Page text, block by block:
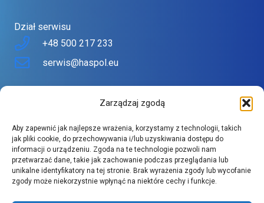
Zarządzaj zgodą
Aby zapewnić jak najlepsze wrażenia, korzystamy z technologii, takich
jak pliki cookie, do przechowywania i/lub uzyskiwania dostępu do
informacji o urządzeniu. Zgoda na te technologie pozwoli nam
przetwarzać dane, takie jak zachowanie podczas przeglądania lub
unikalne identyfikatory na tej stronie. Brak wyrażenia zgody lub wycofanie
zgody może niekorzystnie wpłynąć na niektóre cechy i funkcje.
Dział serwisu
+48 500 217 233
serwis@haspol.eu
Znajdziesz tu urządzenia topowych producentów w
atrakcyjnych cenach.
Szeroki asortyment spełnia wysokie wymagania naszych
klientów.